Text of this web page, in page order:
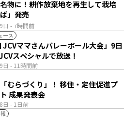
日 - 7時間前
物に！耕作放棄地を再生して栽培
」発売
ース
日 - 11時間前
JCVママさんバレーボール大会」9日
スペシャルで放送！
日 - 1日前
むらづくり」！ 移住・定住促進プ
成果発表会